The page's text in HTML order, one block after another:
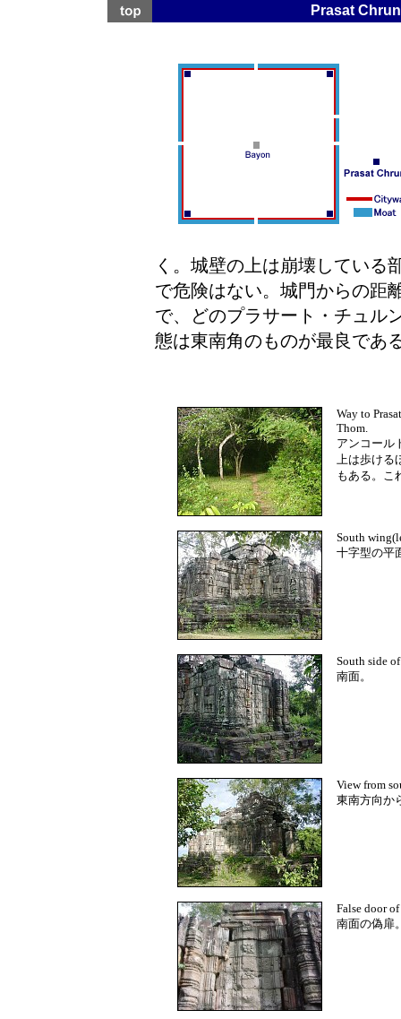
Prasat
く。城壁の上は崩壊している
で危険はない。城門からの距
で、どのプラサート・チュル
態は東南角のものが最良であ
Way to
Thom.
アンコール
上は歩ける
もある。こ
South
十字型の平
South side
南面。
View from
東南方向か
False door
南面の偽扉